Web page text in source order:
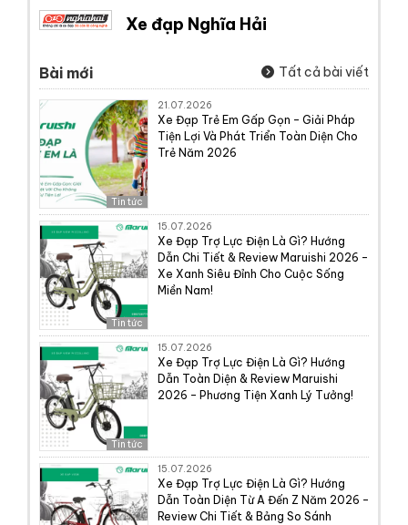
Xe đạp Nghĩa Hải
Bài mới Tất cả bài viết
Tin tức
21.07.2026
Xe Đạp Trẻ Em Gấp Gọn – Giải Pháp
Tiện Lợi Và Phát Triển Toàn Diện Cho
Trẻ Năm 2026
Tin tức
15.07.2026
Xe Đạp Trợ Lực Điện Là Gì? Hướng
Dẫn Chi Tiết & Review Maruishi 2026 –
Xe Xanh Siêu Đỉnh Cho Cuộc Sống
Miền Nam!
Tin tức
15.07.2026
Xe Đạp Trợ Lực Điện Là Gì? Hướng
Dẫn Toàn Diện & Review Maruishi
2026 – Phương Tiện Xanh Lý Tưởng!
15.07.2026
Xe Đạp Trợ Lực Điện Là Gì? Hướng
Dẫn Toàn Diện Từ A Đến Z Năm 2026 –
Review Chi Tiết & Bảng So Sánh